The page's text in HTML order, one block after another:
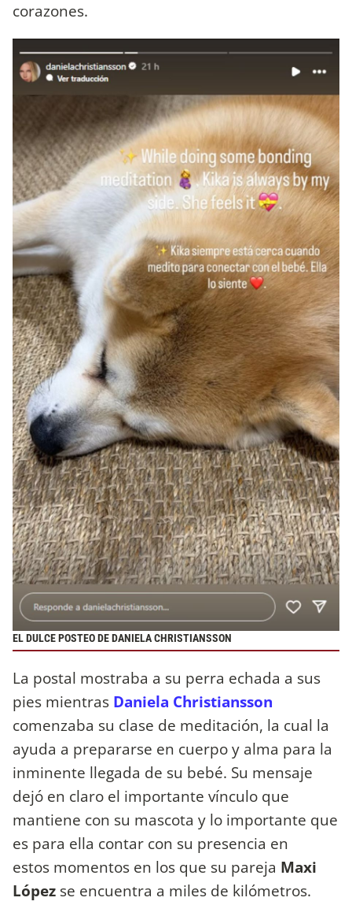
corazones.
EL DULCE POSTEO DE DANIELA CHRISTIANSSON
La postal mostraba a su perra echada a sus
pies mientras Daniela Christiansson
comenzaba su clase de meditación, la cual la
ayuda a prepararse en cuerpo y alma para la
inminente llegada de su bebé. Su mensaje
dejó en claro el importante vínculo que
mantiene con su mascota y lo importante que
es para ella contar con su presencia en
estos momentos en los que su pareja Maxi
López se encuentra a miles de kilómetros.